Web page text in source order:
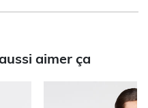
aimer ça